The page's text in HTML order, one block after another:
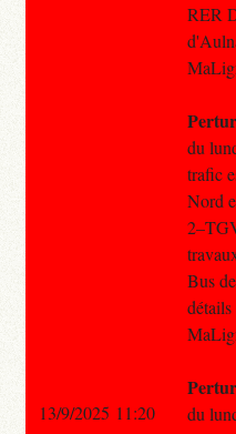
RER
du
trafic
Nord
Bus
détails
du
13/9/2025 11:20